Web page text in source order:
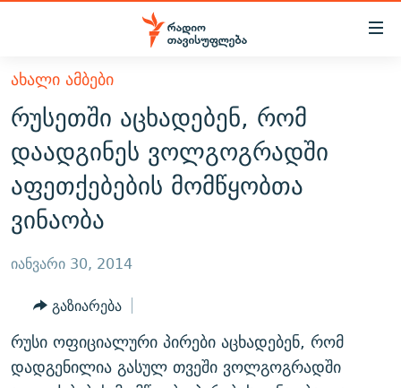
Accessibility
მთავარ
შინაარსზე
დაბრუნება
მთავარ
ნავიგაციაზე
დაბრუნება
ძიებაზე
დაბრუნება
ᲐᲮᲐᲚᲘ ᲐᲛᲑᲔᲑᲘ
ᲗᲔᲛᲔᲑᲘ
ᲞᲝᲚᲘᲢᲘᲙᲐ
ᲔᲙᲝᲜᲝᲛᲘᲙᲐ
ᲡᲐᲖᲝᲒᲐᲓᲝᲔᲑᲐ
ᲙᲣᲚᲢᲣᲠᲐ
ᲕᲘᲓᲔᲝ
ᲑᲚᲝᲒᲔᲑᲘ
ᲞᲝᲓᲙᲐᲡᲢᲔᲑᲘ
ᲐᲡᲐᲗᲘᲐᲜᲘᲡ ᲙᲣᲗᲮᲔ
60 ᲓᲔᲪᲘᲑᲔᲚᲘ
ᲒᲐᲜᲙᲘᲗᲮᲕᲘᲡ ᲓᲦᲔ
ᲒᲐᲓᲐᲪᲔᲛᲔᲑᲘ
ᲤᲔᲜᲝᲕᲐᲜᲘ - 2.10
ᲞᲠᲝᲔᲥᲢᲔᲑᲘ
ᲣᲙᲠᲐᲘᲜᲐᲨᲘ ᲓᲐᲦᲣᲞᲣᲚᲘ ᲥᲐᲠᲗᲕᲔᲚᲘ ᲛᲔᲑᲠᲫᲝᲚᲔᲑᲘ - 2022
ЭХО КАВКАЗА
ᲐᲮᲐᲚᲘ ᲐᲛᲑᲔᲑᲘ
რუსეთში აცხადებენ, რომ
დაადგინეს ვოლგოგრადში
აფეთქებების მომწყობთა
ვინაობა
იანვარი 30, 2014
გაზიარება
რუსი ოფიციალური პირები აცხადებენ, რომ
დადგენილია გასულ თვეში ვოლგოგრადში